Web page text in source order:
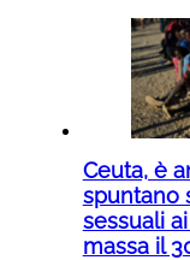
Ceuta, è
spuntano
sessuali
massa il